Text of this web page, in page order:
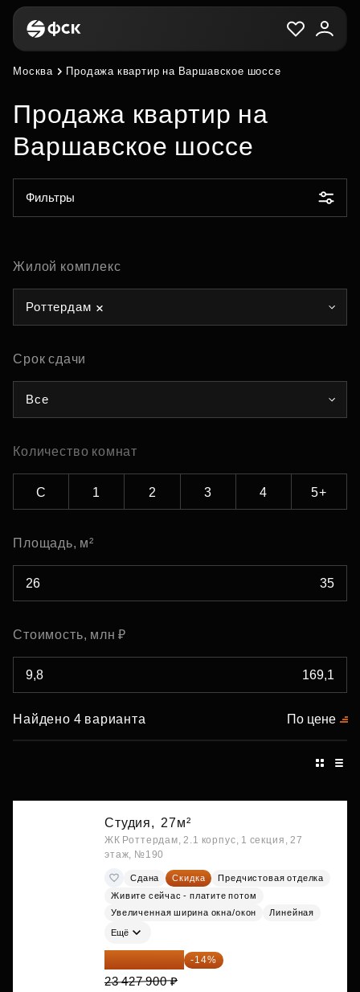
Москва Продажа квартир на Варшавское шоссе
Продажа квартир на
Варшавское шоссе
Фильтры
Жилой комплекс
Роттердам
Срок сдачи
Все
Количество комнат
С 1 2 3 4 5+
Площадь, м²
Стоимость, млн ₽
Найдено 4 варианта По цене
Студия, 27м²
ЖК Роттердам, 2.1 корпус, 1 секция, 27
этаж, №190
Сдана Скидка
Предчистовая отделка
Живите сейчас - платите потом
Увеличенная ширина окна/окон
Линейная
Ещё
20 147 994 ₽ -14%
23 427 900 ₽